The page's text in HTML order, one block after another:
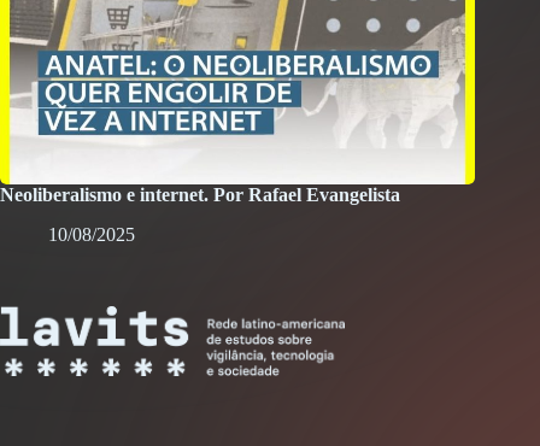
Neoliberalismo e internet. Por Rafael Evangelista
10/08/2025